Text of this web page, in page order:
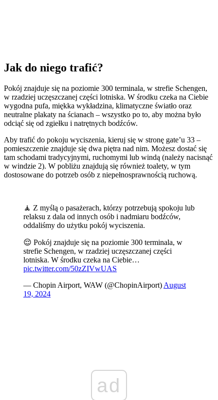
Jak do niego trafić?
Pokój znajduje się na poziomie 300 terminala, w strefie Schengen,
w rzadziej uczęszczanej części lotniska. W środku czeka na Ciebie
wygodna pufa, miękka wykładzina, klimatyczne światło oraz
neutralne plakaty na ścianach – wszystko po to, aby można było
odciąć się od zgiełku i natrętnych bodźców.
Aby trafić do pokoju wyciszenia, kieruj się w stronę gate’u 33 –
pomieszczenie znajduje się dwa piętra nad nim. Możesz dostać się
tam schodami tradycyjnymi, ruchomymi lub windą (należy nacisnąć
w windzie 2). W pobliżu znajdują się również toalety, w tym
dostosowane do potrzeb osób z niepełnosprawnością ruchową.
🧘 Z myślą o pasażerach, którzy potrzebują spokoju lub
relaksu z dala od innych osób i nadmiaru bodźców,
oddaliśmy do użytku pokój wyciszenia.
😌 Pokój znajduje się na poziomie 300 terminala, w
strefie Schengen, w rzadziej uczęszczanej części
lotniska. W środku czeka na Ciebie…
pic.twitter.com/50zZIVwUAS
— Chopin Airport, WAW (@ChopinAirport) August
19, 2024
ad